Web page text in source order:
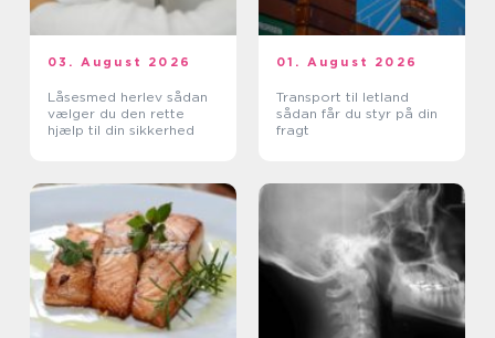
03. August 2026
Låsesmed herlev sådan
vælger du den rette
hjælp til din sikkerhed
01. August 2026
Transport til letland
sådan får du styr på din
fragt